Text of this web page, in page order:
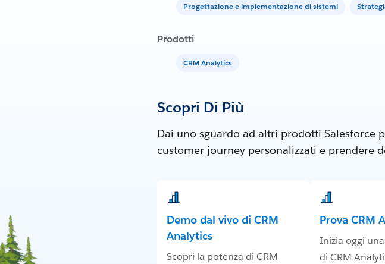
Progettazione e implementazione di sistemi
Prodotti
CRM Analytics
Scopri Di Più
Dai uno sguardo ad altri prodotti Salesforce
customer journey personalizzati e prendere
Demo dal vivo di CRM
Analytics
Scopri la potenza di CRM
Prova CRM
Inizia oggi
di CRM